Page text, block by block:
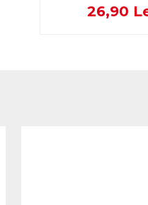
26,90